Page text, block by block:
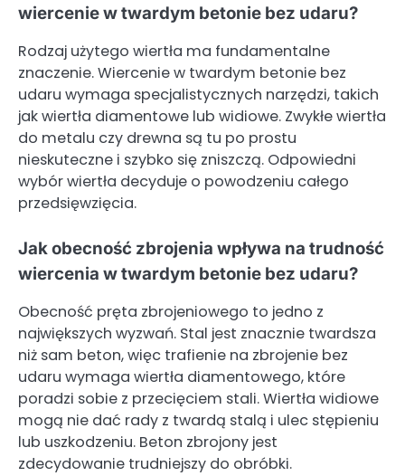
wiercenie w twardym betonie bez udaru?
Rodzaj użytego wiertła ma fundamentalne
znaczenie. Wiercenie w twardym betonie bez
udaru wymaga specjalistycznych narzędzi, takich
jak wiertła diamentowe lub widiowe. Zwykłe wiertła
do metalu czy drewna są tu po prostu
nieskuteczne i szybko się zniszczą. Odpowiedni
wybór wiertła decyduje o powodzeniu całego
przedsięwzięcia.
Jak obecność zbrojenia wpływa na trudność
wiercenia w twardym betonie bez udaru?
Obecność pręta zbrojeniowego to jedno z
największych wyzwań. Stal jest znacznie twardsza
niż sam beton, więc trafienie na zbrojenie bez
udaru wymaga wiertła diamentowego, które
poradzi sobie z przecięciem stali. Wiertła widiowe
mogą nie dać rady z twardą stalą i ulec stępieniu
lub uszkodzeniu. Beton zbrojony jest
zdecydowanie trudniejszy do obróbki.